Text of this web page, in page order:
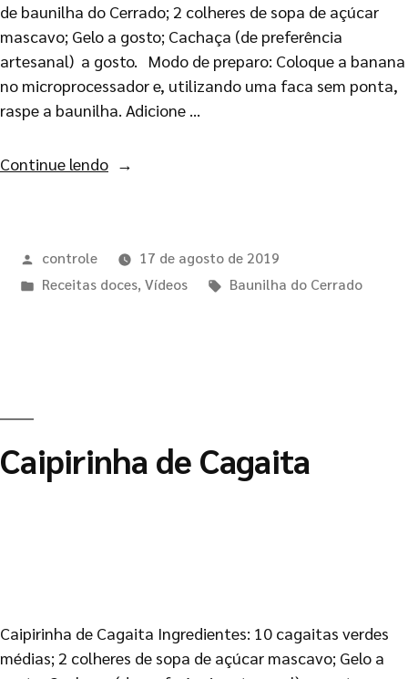
de baunilha do Cerrado; 2 colheres de sopa de açúcar
mascavo; Gelo a gosto; Cachaça (de preferência
artesanal) a gosto. Modo de preparo: Coloque a banana
no microprocessador e, utilizando uma faca sem ponta,
raspe a baunilha. Adicione …
Continue lendo
controle
17 de agosto de 2019
Receitas doces, Vídeos Baunilha do Cerrado
Caipirinha de Cagaita
Caipirinha de Cagaita Ingredientes: 10 cagaitas verdes
médias; 2 colheres de sopa de açúcar mascavo; Gelo a